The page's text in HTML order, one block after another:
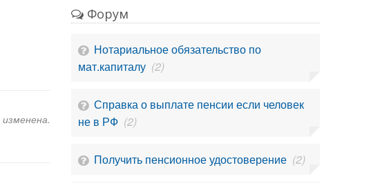
Форум
Нотариальное обязательство по
мат.капиталу (2)
Справка о выплате пенсии если человек
не в РФ (2)
Получить пенсионное удостоверение (2)